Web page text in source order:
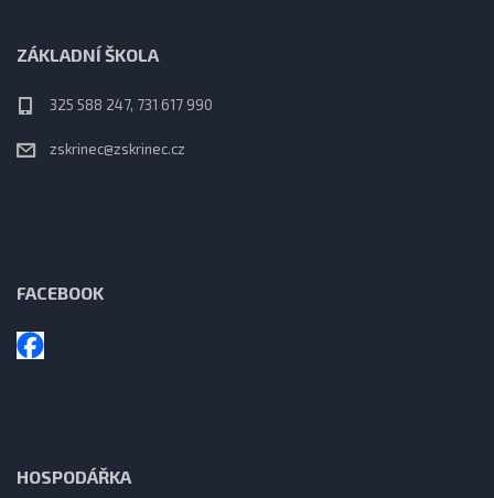
ZÁKLADNÍ ŠKOLA
325 588 247, 731 617 990
zskrinec@zskrinec.cz
FACEBOOK
HOSPODÁŘKA